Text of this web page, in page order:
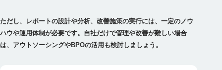
ただし、レポートの設計や分析、改善施策の実行には、一定のノウ
ハウや運用体制が必要です。自社だけで管理や改善が難しい場合
は、アウトソーシングやBPOの活用も検討しましょう。